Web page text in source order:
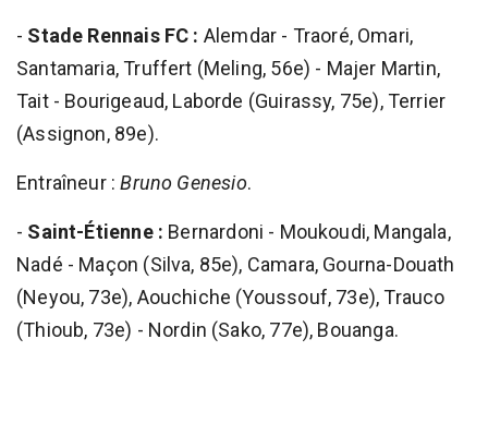
- Stade Rennais FC : Alemdar - Traoré, Omari,
Santamaria, Truffert (Meling, 56e) - Majer Martin,
Tait - Bourigeaud, Laborde (Guirassy, 75e), Terrier
(Assignon, 89e).
Entraîneur :Bruno Genesio.
- Saint-Étienne : Bernardoni - Moukoudi, Mangala,
Nadé - Maçon (Silva, 85e), Camara, Gourna-Douath
(Neyou, 73e), Aouchiche (Youssouf, 73e), Trauco
(Thioub, 73e) - Nordin (Sako, 77e), Bouanga.